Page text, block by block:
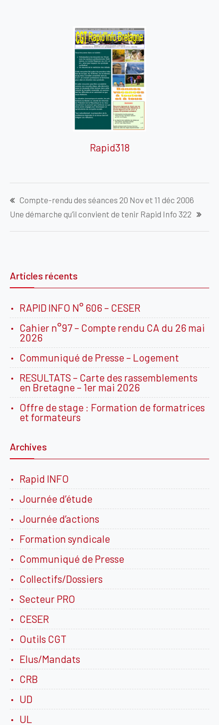
Rapid318
Compte-rendu des séances 20 Nov et 11 déc 2006
Une démarche qu’il convient de tenir Rapid Info 322
Articles récents
RAPID INFO N° 606 – CESER
Cahier n°97 – Compte rendu CA du 26 mai
2026
Communiqué de Presse – Logement
RESULTATS – Carte des rassemblements
en Bretagne – 1er mai 2026
Offre de stage : Formation de formatrices
et formateurs
Archives
Rapid INFO
Journée d’étude
Journée d’actions
Formation syndicale
Communiqué de Presse
Collectifs/Dossiers
Secteur PRO
CESER
Outils CGT
Elus/Mandats
CRB
UD
UL